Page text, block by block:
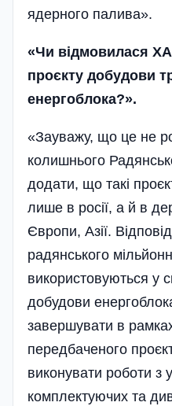
ядерного палива».
«Чи відмовилася
проєкту добудови
енергоблока?».
«Зауважу, що це не
колишнього
додати, що такі
лише в росії, а й в
Європи, Азії.
радянського
використовуються у
добудови
завершувати в
передбаченого
виконувати роботи з
комплектуючих та